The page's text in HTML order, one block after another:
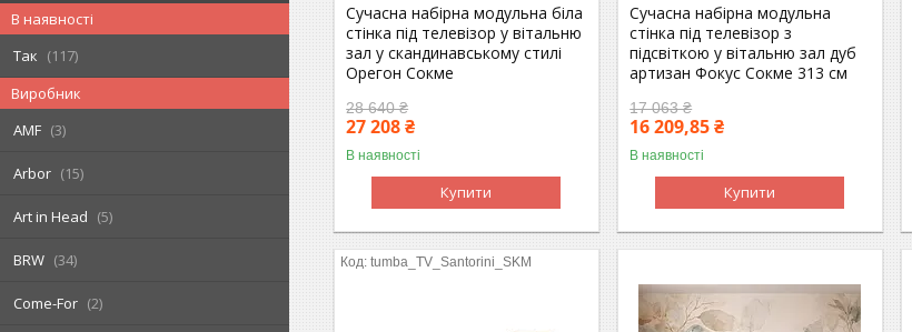
В наявності
Так
117
Виробник
AMF
3
Arbor 15
Art in Head 5
BRW 34
Come-For 2
Сучасна набірна модульна біла
стінка під телевізор у вітальню
зал у скандинавському стилі
Орегон Сокме
28 640 ₴
27 208 ₴
В наявності
Купити
Сучасна набірна модульна
стінка під телевізор з
підсвіткою у вітальню зал дуб
артизан Фокус Сокме 313 см
17 063 ₴
16 209,85 ₴
В наявності
Купити
tumba_TV_Santorini_SKM